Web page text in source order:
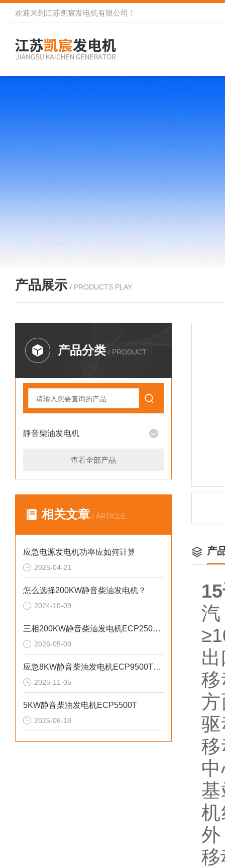
欢迎来到 江苏凯宸发电机有限公司 ！
产品展示 / PRODUCTS PLAY
产品分类 / PRODUCT
静音柴油发电机
查看全部产品
相关文章 / ARTICLE
应急电源发电机功率应如何计算
2025-04-21
怎么选择200KW静音柴油发电机？
2024-10-09
三相200KW静音柴油发电机ECP2500KVA参数介绍
2026-05-09
应急8KW静音柴油发电机ECP9500T的匠心之作
2025-11-05
5KW静音柴油发电机ECP5500T
2025-06-18
产
移